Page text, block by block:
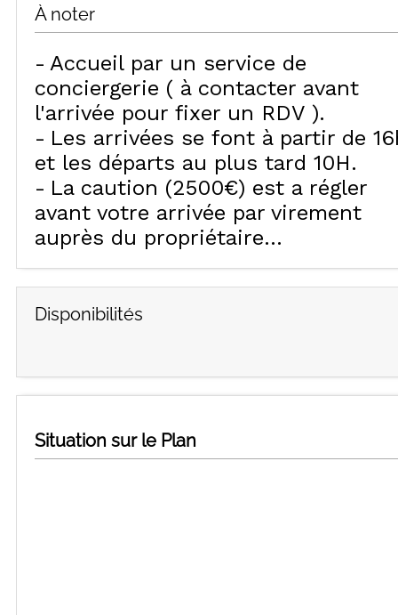
À noter
Accueil par un service de
conciergerie ( à contacter avant
l'arrivée pour fixer un RDV )
Les arrivées se font à partir de
et les départs au plus tard 10H
La caution (2500€) est a régler
avant votre arrivée par virement
auprès du propriétaire..
Disponibilités
Situation sur le Plan